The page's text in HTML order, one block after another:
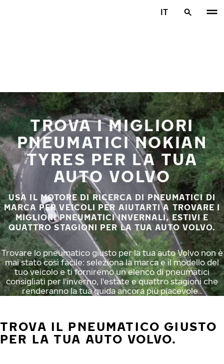
IT
TROVA I MIGLIORI
PNEUMATICI NOKIAN
TYRES PER LA TUA
AUTO VOLVO
USA IL MOTORE DI RICERCA DI PNEUMATICI DI
MARCA PER VEICOLI PER AIUTARTI A TROVARE I
MIGLIORI PNEUMATICI INVERNALI, ESTIVI E
QUATTRO STAGIONI PER LA TUA AUTO VOLVO.
Trovare lo pneumatico giusto per la tua auto Volvo non è
mai stato così facile: seleziona la marca e il modello del
tuo veicolo e ti forniremo un elenco di pneumatici
consigliati per l'inverno, l'estate e quattro stagioni che
renderanno la tua guida ancora più piacevole .
TROVA IL PNEUMATICO GIUSTO
PER LA TUA AUTO VOLVO.